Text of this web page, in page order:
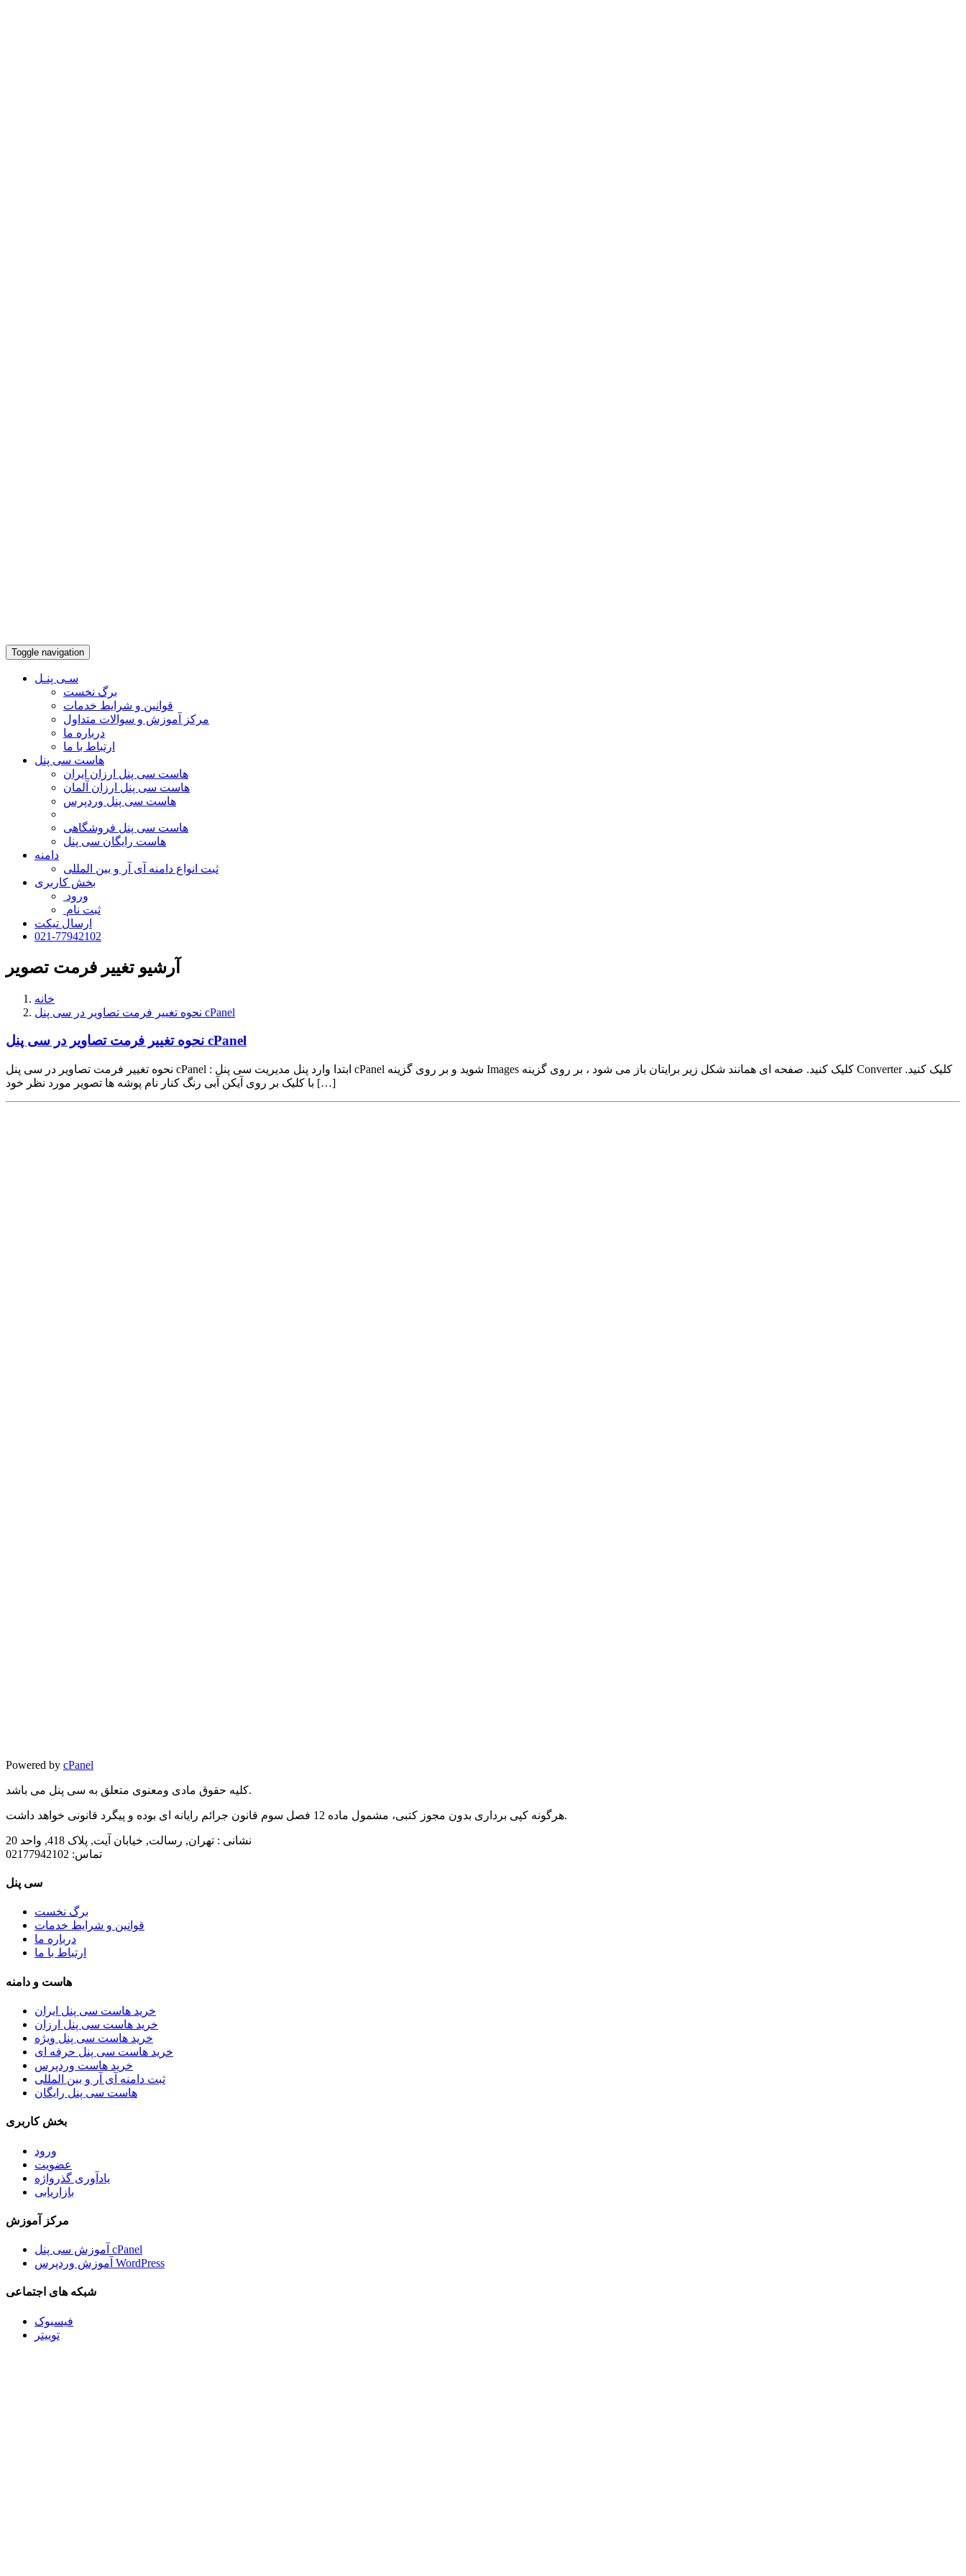
Toggle navigation
سـی پنـل
برگ نخست
قوانین و شرایط خدمات
مرکز آموزش و سوالات متداول
درباره ما
ارتباط با ما
هاست سی پنل
هاست سی پنل ارزان ایران
هاست سی پنل ارزان آلمان
هاست سی پنل وردپرس
هاست سی پنل فروشگاهی
هاست رایگان سی پنل
دامنه
ثبت انواع دامنه آی آر و بین المللی
بخش کاربری
ورود
ثبت نام
ارسال تیکت
021-77942102
آرشیو تغییر فرمت تصویر
خانه
نحوه تغییر فرمت تصاویر در سی پنل cPanel
نحوه تغییر فرمت تصاویر در سی پنل cPanel
نحوه تغییر فرمت تصاویر در سی پنل cPanel : ابتدا وارد پنل مدیریت سی پنل cPanel شوید و بر روی گزینه Images کلیک کنید. صفحه ای همانند شکل زیر برایتان باز می شود ، بر روی گزینه Converter کلیک کنید.
با کلیک بر روی آیکن آبی رنگ کنار نام پوشه ها تصویر مورد نظر خود […]
Powered by cPanel
کلیه حقوق مادی ومعنوی متعلق به سی پنل می باشد.
هرگونه کپی برداری بدون مجوز کتبی، مشمول ماده 12 فصل سوم قانون جرائم رایانه ای بوده و پیگرد قانونی خواهد داشت.
نشانی : تهران, رسالت, خیابان آیت, پلاک 418, واحد 20
تماس:
سی پنل
برگ نخست
قوانین و شرایط خدمات
درباره ما
ارتباط با ما
هاست و دامنه
خرید هاست سی پنل ایران
خرید هاست سی پنل ارزان
خرید هاست سی پنل ویژه
خرید هاست سی پنل حرفه ای
خرید هاست وردپرس
ثبت دامنه آی آر و بین المللی
هاست سی پنل رایگان
بخش کاربری
ورود
عضویت
یادآوری گذرواژه
بازاریابی
مرکز آموزش
آموزش سی پنل cPanel
آموزش وردپرس WordPress
شبکه های اجتماعی
فیسبوک
توییتر